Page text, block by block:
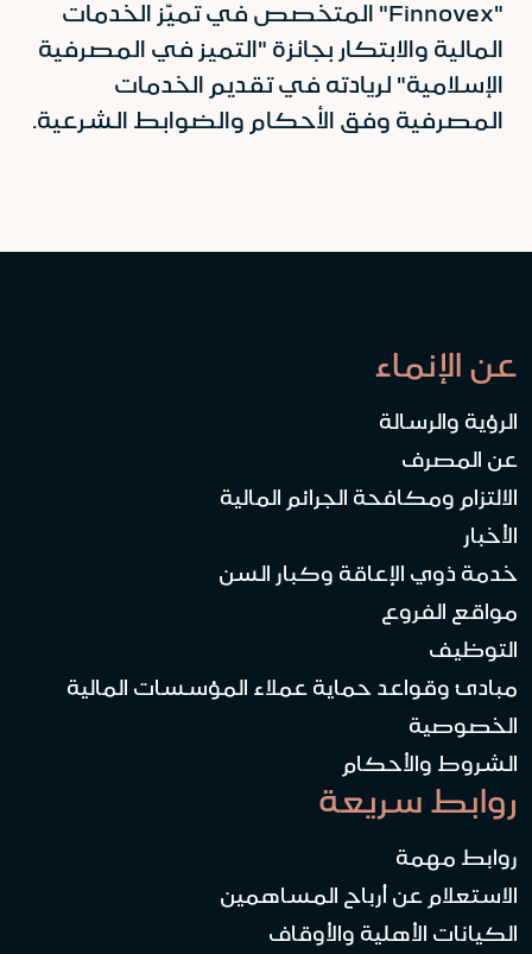
"Finnovex" المتخصص في تميّز الخدمات
المالية والابتكار بجائزة "التميز في المصرفية
الإسلامية" لريادته في تقديم الخدمات
المصرفية وفق الأحكام والضوابط الشرعية.
عن الإنماء
الرؤية والرسالة
عن المصرف
الالتزام ومكافحة الجرائم المالية
الأخبار
خدمة ذوي الإعاقة وكبار السن
مواقع الفروع
التوظيف
مبادئ وقواعد حماية عملاء المؤسسات المالية
الخصوصية
الشروط والأحكام
روابط سريعة
روابط مهمة
الاستعلام عن أرباح المساهمين
الكيانات الأهلية والأوقاف